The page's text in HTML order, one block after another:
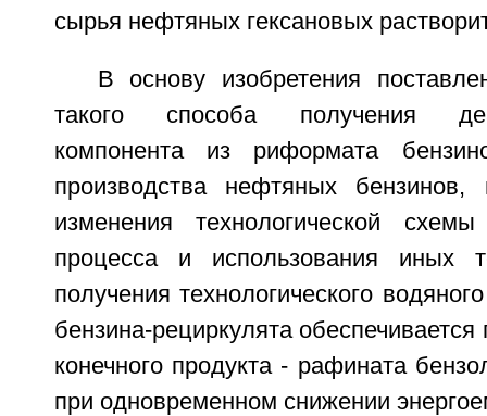
сырья нефтяных гексановых
В основу изобретения
такого способа получения
компонента из риформата
производства нефтяных
изменения технологической
процесса и использования иных
получения технологического
бензина-рециркулята
конечного продукта - рафината
при одновременном снижении